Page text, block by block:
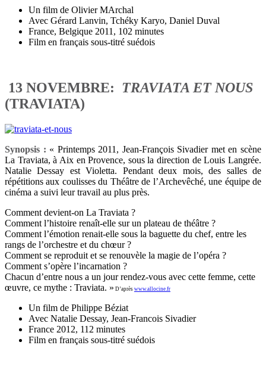
Un film de Olivier MArchal
Avec Gérard Lanvin, Tchéky Karyo, Daniel Duval
France, Belgique 2011, 102 minutes
Film en français sous-titré suédois
13 NOVEMBRE:
TRAVIATA ET NOUS
(TRAVIATA)
Synopsis : « Printemps 2011, Jean-François Sivadier met en scène
La Traviata, à Aix en Provence, sous la direction de Louis Langrée.
Natalie Dessay est Violetta. Pendant deux mois, des salles de
répétitions aux coulisses du Théâtre de l’Archevêché, une équipe de
cinéma a suivi leur travail au plus près.
Comment devient-on La Traviata ?
Comment l’histoire renaît-elle sur un plateau de théâtre ?
Comment l’émotion renait-elle sous la baguette du chef, entre les
rangs de l’orchestre et du chœur ?
Comment se reproduit et se renouvèle la magie de l’opéra ?
Comment s’opère l’incarnation ?
Chacun d’entre nous a un jour rendez-vous avec cette femme, cette
œuvre, ce mythe : Traviata. » D’après www.allocine.fr
Un film de Philippe Béziat
Avec Natalie Dessay, Jean-Francois Sivadier
France 2012, 112 minutes
Film en français sous-titré suédois